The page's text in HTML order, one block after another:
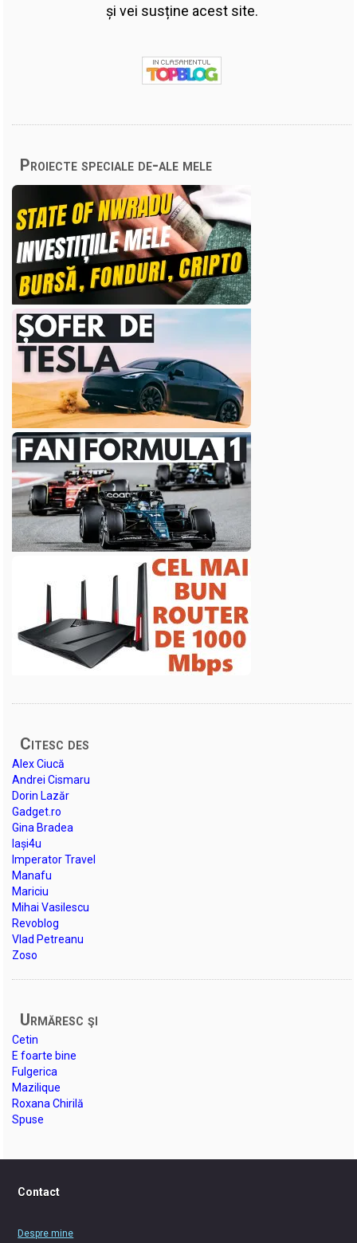
și vei susține acest site.
Proiecte speciale de-ale mele
Citesc des
Alex Ciucă
Andrei Cismaru
Dorin Lazăr
Gadget.ro
Gina Bradea
Iași4u
Imperator Travel
Manafu
Mariciu
Mihai Vasilescu
Revoblog
Vlad Petreanu
Zoso
Urmăresc şi
Cetin
E foarte bine
Fulgerica
Mazilique
Roxana Chirilă
Spuse
Contact
Despre mine